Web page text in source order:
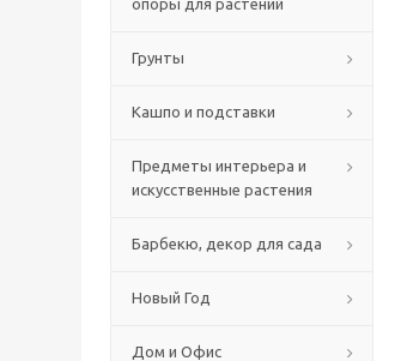
опоры для растений
Грунты
Кашпо и подставки
Предметы интерьера и
искусственные растения
Барбекю, декор для сада
Новый Год
Дом и Офис